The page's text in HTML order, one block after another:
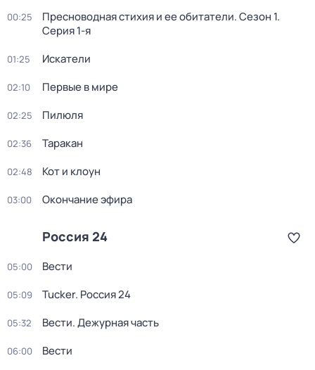
00:25 Пресноводная стихия и ее обитатели. Сезон 1.
Серия 1-я
01:25 Искатели
02:10 Первые в мире
02:25 Пилюля
02:36 Таракан
02:48 Кот и клоун
03:00 Окончание эфира
Россия 24
05:00 Вести
05:09 Tucker. Россия 24
05:32 Вести. Дежурная часть
06:00 Вести